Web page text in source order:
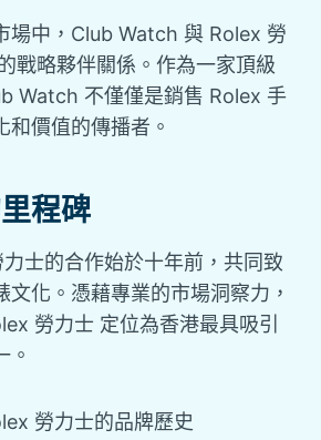
場中，Club Watch 與 Rolex 勞
戰略夥伴關係。作為一家頂級
Watch 不僅僅是銷售 Rolex 手
和價值的傳播者。
程碑
士的合作始於十年前，共同致
文化。憑藉專業的市場洞察力，
勞力士 定位為香港最具吸引
。
勞力士的品牌歷史